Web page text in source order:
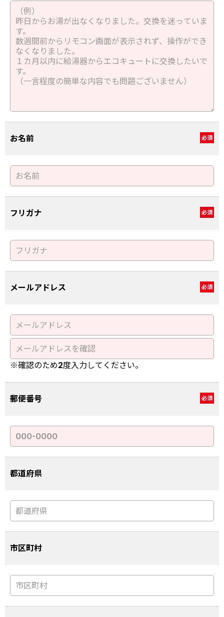
お名前 必須
フリガナ 必須
メールアドレス 必須
※確認のため2度入力してください。
郵便番号 必須
都道府県
市区町村